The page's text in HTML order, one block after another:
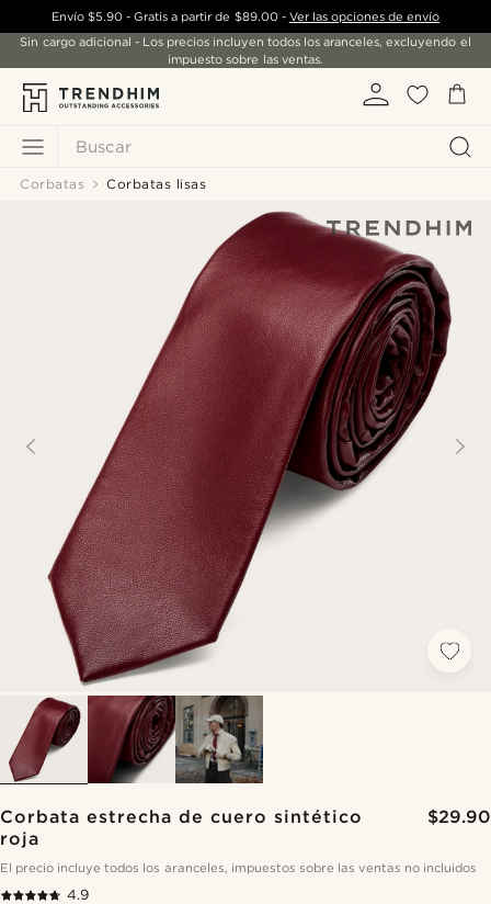
Buscar
Envío $5.90- Gratis a partir de $89.00- Ver las opciones de envío
Sin cargo adicional - Los precios incluyen todos los aranceles, excluyendo el
impuesto sobre las ventas.
Corbatas Corbatas lisas
Corbata estrecha de cuero sintético
roja
$29.90
El precio incluye todos los aranceles, impuestos sobre las ventas no incluidos
4.9